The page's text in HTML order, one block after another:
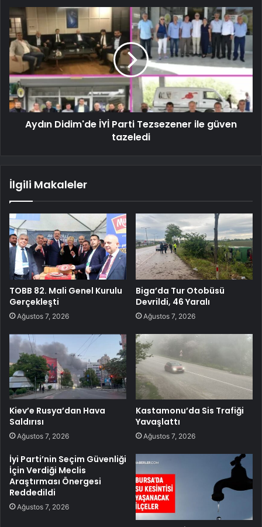
Aydın Didim'de İYİ Parti Tezsezener ile güven
tazeledi
İlgili Makaleler
TOBB 82. Mali Genel Kurulu
Gerçekleşti
Ağustos 7, 2026
Biga’da Tur Otobüsü
Devrildi, 46 Yaralı
Ağustos 7, 2026
Kiev’e Rusya’dan Hava
Saldırısı
Ağustos 7, 2026
Kastamonu’da Sis Trafiği
Yavaşlattı
Ağustos 7, 2026
İyi Parti’nin Seçim Güvenliği
İçin Verdiği Meclis
Araştırması Önergesi
Reddedildi
Ağustos 7, 2026